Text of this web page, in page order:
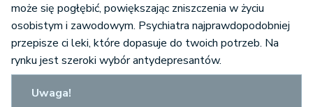
może się pogłębić, powiększając zniszczenia w życiu
osobistym i zawodowym. Psychiatra najprawdopodobniej
przepisze ci leki, które dopasuje do twoich potrzeb. Na
rynku jest szeroki wybór antydepresantów.
Uwaga!